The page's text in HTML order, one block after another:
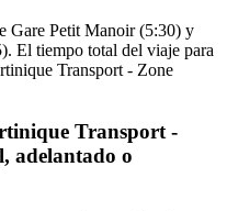
Gare Petit Manoir (5:30) y
El tiempo total del viaje para
Transport - Zone
Transport -
adelantado o